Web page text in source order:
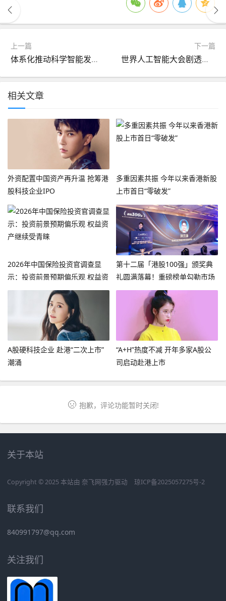
上一篇
体系化推动科学智能发展！陈吉宁出席科学智能“百团百项”研讨会
下一篇
世界人工智能大会剧透：智算、具身两大赛道各汇聚超200家企业
相关文章
外资配置中国资产再升温 抢筹港
股科技企业IPO
多重因素共振 今年以来香港新股
上市首日“零破发”
2026年中国保险投资官调查显
示：投资前景预期偏乐观 权益资
产继续受青睐
第十二届「港股100强」颁奖典
礼圆满落幕！重磅榜单勾勒市场
新格局
A股硬科技企业 赴港“二次上市”
潮涌
“A+H”热度不减 开年多家A股公
司启动赴港上市
抱歉，评论功能暂时关闭!
关于本站
Copyright © 2025 本站由 奈飞网强力驱动 琼ICP备2025057275号-2
联系我们
840991797@qq.com
关注我们